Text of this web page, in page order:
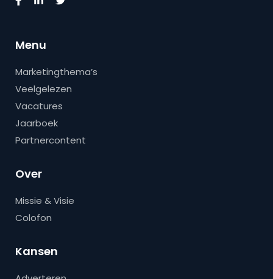
Menu
Marketingthema’s
Veelgelezen
Vacatures
Jaarboek
Partnercontent
Over
Missie & Visie
Colofon
Kansen